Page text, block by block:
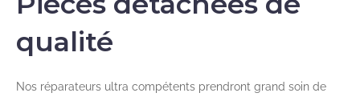
qualité
Nos réparateurs ultra compétents prendront grand soin de